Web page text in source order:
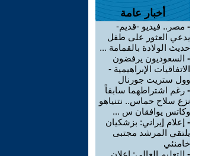
أخبار عامة
- مصر.. فيديو -قديم-
يدعي العثور على طفل
حديث الولادة بالقمامة ...
- السعوديون يرفضون
الاتفاقيات الإبراهيمية -
وول ستريت جورنال
- رغم اشتراطهما سابقاً
نزع سلاح حماس.. نتنياهو
وكاتس يوافقان س ...
- إعلام إيراني: بزشكيان
يلتقي المرشد مجتبى
خامنئي
- التعليم العالي: إعلان